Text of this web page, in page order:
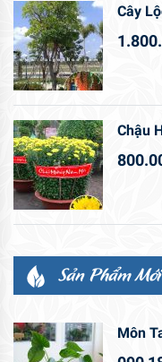
Sản Phẩm Mới
Môn
090
Cây
090
Bộ